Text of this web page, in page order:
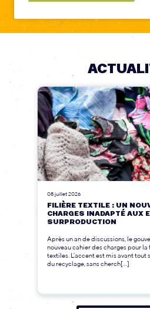
08 juillet 2026
FILIÈRE TEXTILE : UN
CHARGES INADAPTÉ AUX
SURPRODUCTION
Après un an de discussions, le
nouveau cahier des charges pour
textiles. L’accent est mis avant
du recyclage, sans cherch[...]